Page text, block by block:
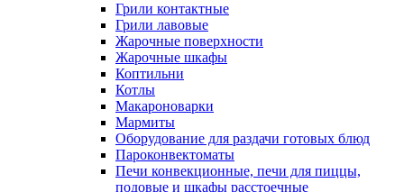
Грили контактные
Грили лавовые
Жарочные поверхности
Жарочные шкафы
Коптильни
Котлы
Макароноварки
Мармиты
Оборудование для раздачи готовых блюд
Пароконвектоматы
Печи конвекционные, печи для пиццы,
подовые и шкафы расстоечные